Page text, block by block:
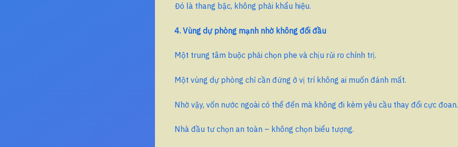
Đó là thang bậc, không phải khẩu hiệu.
4. Vùng dự phòng mạnh nhờ không đối đầu
Một trung tâm buộc phải chọn phe và chịu rủi ro chính trị.
Một vùng dự phòng chỉ cần đứng ở vị trí không ai muốn đánh mất.
Nhờ vậy, vốn nước ngoài có thể đến mà không đi kèm yêu cầu thay đổi cực đoan.
Nhà đầu tư chọn an toàn – không chọn biểu tượng.